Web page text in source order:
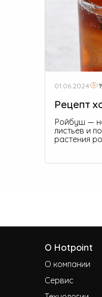
01.06.2024
Рецепт
Ройбуш —
листьев и
растения
О Hotpoint
О компании
Сервис